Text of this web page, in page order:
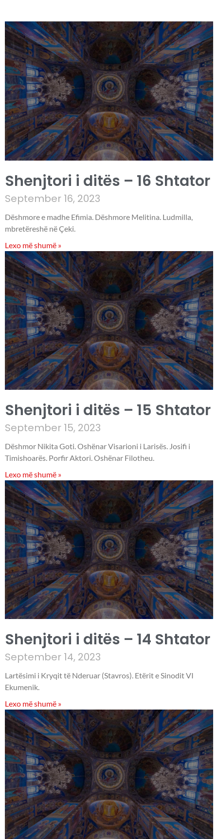
Shenjtori i ditës – 16 Shtator
September 16, 2023
Dëshmore e madhe Efimia. Dëshmore Melitina. Ludmilla,
mbretëreshë në Çeki.
Lexo më shumë »
Shenjtori i ditës – 15 Shtator
September 15, 2023
Dëshmor Nikita Goti. Oshënar Visarioni i Larisës. Josifi i
Timishoarës. Porfir Aktori. Oshënar Filotheu.
Lexo më shumë »
Shenjtori i ditës – 14 Shtator
September 14, 2023
Lartësimi i Kryqit të Nderuar (Stavros). Etërit e Sinodit VI
Ekumenik.
Lexo më shumë »